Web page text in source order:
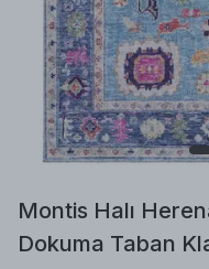
Montis Halı
Dokuma Taban